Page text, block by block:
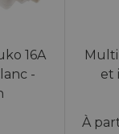
16A
-
et
À